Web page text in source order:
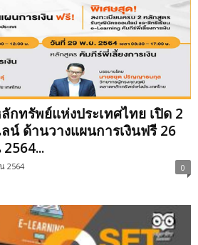
กทรัพย์แห่งประเทศไทย เปิด 2
น์ ด้านวางแผนการเงินฟรี 26
2564 0